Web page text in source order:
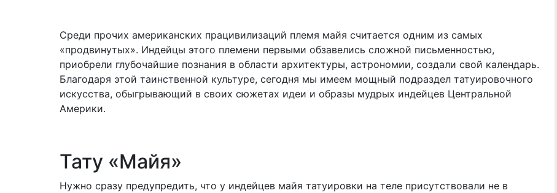
Среди прочих американских працивилизаций племя майя считается одним из самых
«продвинутых». Индейцы этого племени первыми обзавелись сложной письменностью,
приобрели глубочайшие познания в области архитектуры, астрономии, создали свой календарь.
Благодаря этой таинственной культуре, сегодня мы имеем мощный подраздел татуировочного
искусства, обыгрывающий в своих сюжетах идеи и образы мудрых индейцев Центральной
Америки.
Тату «Майя»
Нужно сразу предупредить, что у индейцев майя татуировки на теле присутствовали не в